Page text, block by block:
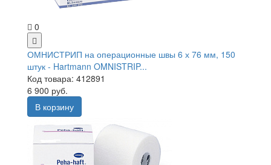
0
ОМНИСТРИП на операционные швы 6 х 76 мм, 150
штук - Hartmann OMNISTRIP...
Код товара: 412891
6 900 руб.
В корзину